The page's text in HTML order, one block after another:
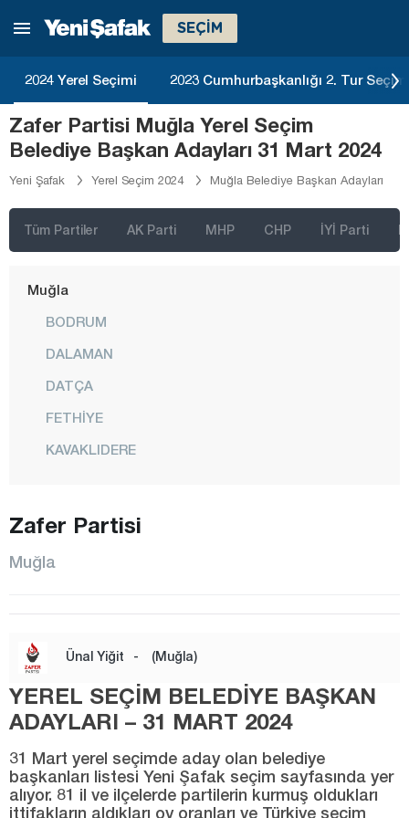
SEÇİM
2024 Yerel Seçimi 2023 Cumhurbaşkanlığı 2. Tur
Zafer Partisi Muğla Yerel Seçim
Belediye Başkan Adayları 31 Mart 2024
Yeni Şafak Yerel Seçim 2024 Muğla Belediye Başkan Adayları
Tüm Partiler AK Parti MHP CHP İYİ Parti
Kilis
Kocaeli
Konya
Kütahya
Malatya
Manisa
Mersin
Muğla
BODRUM
DALAMAN
DATÇA
FETHİYE
KAVAKLIDERE
YATAĞAN
Nevşehir
Niğde
Zafer Partisi
Muğla
Ünal Yiğit - (Muğla)
YEREL SEÇİM BELEDİYE BAŞKAN
ADAYLARI – 31 MART 2024
31 Mart yerel seçimde aday olan belediye
başkanları listesi Yeni Şafak seçim sayfasında yer
alıyor. 81 il ve ilçelerde partilerin kurmuş oldukları
ittifakların aldıkları oy oranları ve Türkiye seçim